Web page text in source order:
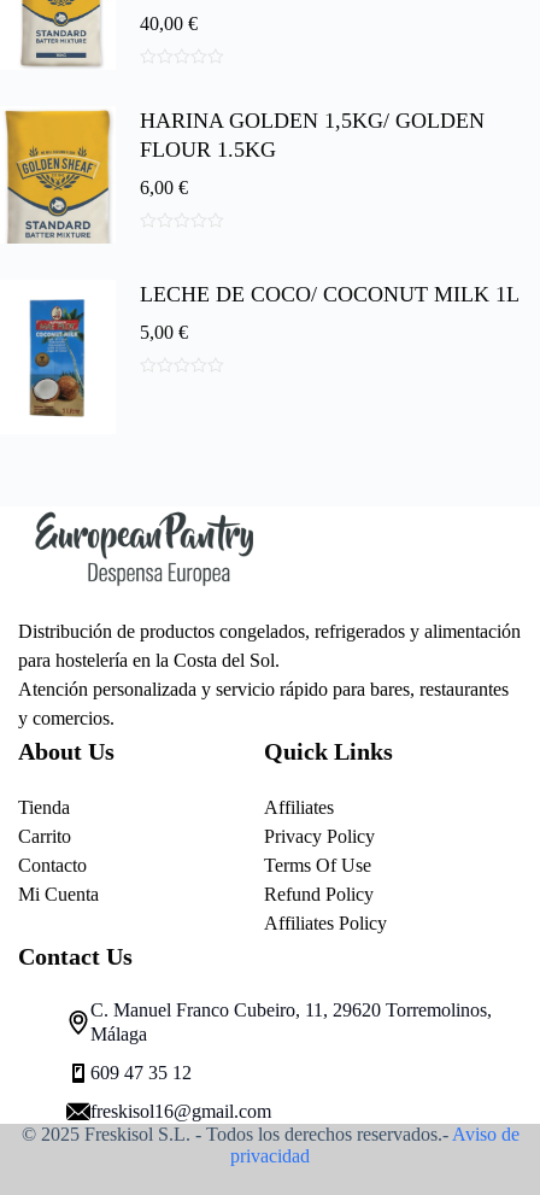
40,00 €
e
HARINA GOLDEN 1,5KG/ GOLDEN
FLOUR 1.5KG
6,00 €
5
LECHE DE COCO/ COCONUT MILK 1L
5,00 €
Distribución de productos congelados, refrigerados y alimentación
para hostelería en la Costa del Sol.
Atención personalizada y servicio rápido para bares, restaurantes
y comercios.
About Us
Tienda
Carrito
Contacto
Mi Cuenta
Quick Links
Affiliates
Privacy Policy
Terms Of Use
Refund Policy
Affiliates Policy
Contact Us
C. Manuel Franco Cubeiro, 11, 29620 Torremolinos,
Málaga
609 47 35 12
freskisol16@gmail.com
© 2025 Freskisol S.L. - Todos los derechos reservados.- Aviso de
privacidad